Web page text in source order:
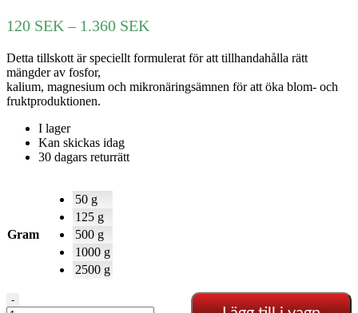
120 SEK – 1.360 SEK
till
1.360 SEK
Detta tillskott är speciellt formulerat för att tillhandahålla rätt
mängder av fosfor,
kalium, magnesium och mikronäringsämnen för att öka blom- och
fruktproduktionen.
I lager
Kan skickas idag
30 dagars returrätt
Gram
50 g
125 g
500 g
1000 g
2500 g
Pulverfoder
-